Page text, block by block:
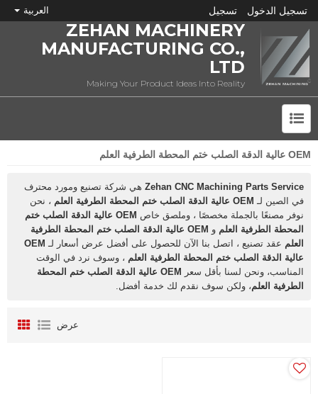
تسجيل الدخول تسجيل العربية
ZEHAN MACHINERY
MANUFACTURING CO.,
LTD
Making Your Product Ideas Into Reality
OEM عالية الدقة الصلب ختم المحطة الطرفية العلم
Zehan CNC Machining Parts Service هي شركة تصنيع ومورد محترف
في الصين لـ OEM عالية الدقة الصلب ختم المحطة الطرفية العلم
، نحن
نوفر مصنعًا بالجملة مخصصًا ، وملصق خاص
OEM عالية الدقة الصلب ختم
المحطة الطرفية العلم و
OEM عالية الدقة الصلب ختم المحطة الطرفية
العلم عقد تصنيع ، اتصل بنا الآن للحصول على أفضل عرض أسعار لـ OEM
عالية الدقة الصلب ختم المحطة الطرفية العلم ، وسوف نرد في الوقت
المناسب، ونحن لسنا بأقل سعر
OEM عالية الدقة الصلب ختم المحطة
الطرفية العلم، ولكن سوف نقدم لك خدمة أفضل.
عرض